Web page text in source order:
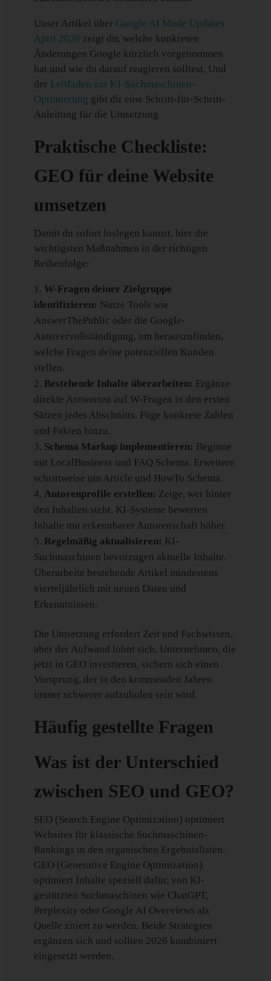
Unser Artikel über Google AI Mode Updates
April 2026 zeigt dir, welche konkreten
Änderungen Google kürzlich vorgenommen
hat und wie du darauf reagieren solltest. Und
der Leitfaden zur KI-Suchmaschinen-
Optimierung gibt dir eine Schritt-für-Schritt-
Anleitung für die Umsetzung.
Praktische Checkliste:
GEO für deine Website
umsetzen
Damit du sofort loslegen kannst, hier die
wichtigsten Maßnahmen in der richtigen
Reihenfolge:
W-Fragen deiner Zielgruppe
identifizieren: Nutze Tools wie
AnswerThePublic oder die Google-
Autovervollständigung, um herauszufinden,
welche Fragen deine potenziellen Kunden
stellen.
Bestehende Inhalte überarbeiten: Ergänze
direkte Antworten auf W-Fragen in den ersten
Sätzen jedes Abschnitts. Füge konkrete Zahlen
und Fakten hinzu.
Schema Markup implementieren: Beginne
mit LocalBusiness und FAQ Schema. Erweitere
schrittweise um Article und HowTo Schema.
Autorenprofile erstellen: Zeige, wer hinter
den Inhalten steht. KI-Systeme bewerten
Inhalte mit erkennbarer Autorenschaft höher.
Regelmäßig aktualisieren: KI-
Suchmaschinen bevorzugen aktuelle Inhalte.
Überarbeite bestehende Artikel mindestens
vierteljährlich mit neuen Daten und
Erkenntnissen.
Die Umsetzung erfordert Zeit und Fachwissen,
aber der Aufwand lohnt sich. Unternehmen, die
jetzt in GEO investieren, sichern sich einen
Vorsprung, der in den kommenden Jahren
immer schwerer aufzuholen sein wird.
Häufig gestellte Fragen
Was ist der Unterschied
zwischen SEO und GEO?
SEO (Search Engine Optimization) optimiert
Websites für klassische Suchmaschinen-
Rankings in den organischen Ergebnislisten.
GEO (Generative Engine Optimization)
optimiert Inhalte speziell dafür, von KI-
gestützten Suchmaschinen wie ChatGPT,
Perplexity oder Google AI Overviews als
Quelle zitiert zu werden. Beide Strategien
ergänzen sich und sollten 2026 kombiniert
eingesetzt werden.